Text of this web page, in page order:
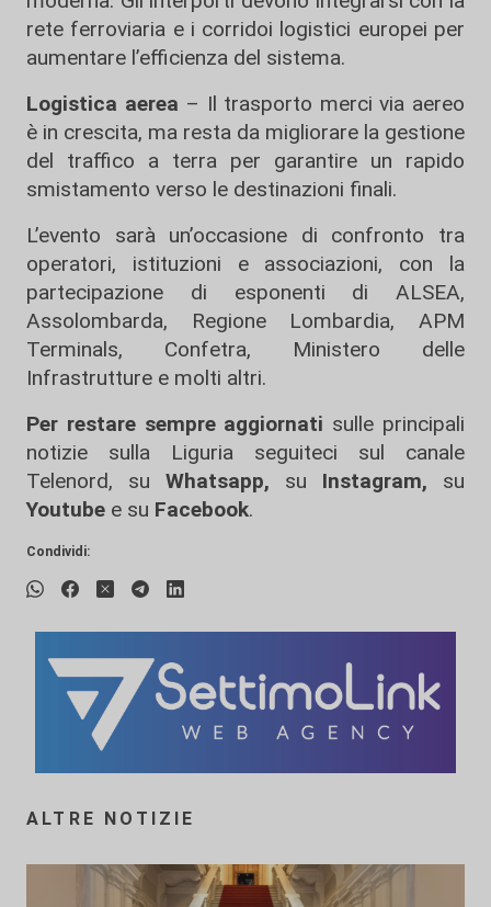
rete ferroviaria e i corridoi logistici europei per
aumentare l’efficienza del sistema.
Logistica aerea – Il trasporto merci via aereo
è in crescita, ma resta da migliorare la gestione
del traffico a terra per garantire un rapido
smistamento verso le destinazioni finali.
L’evento sarà un’occasione di confronto tra
operatori, istituzioni e associazioni, con la
partecipazione di esponenti di ALSEA,
Assolombarda, Regione Lombardia, APM
Terminals, Confetra, Ministero delle
Infrastrutture e molti altri.
Per restare sempre aggiornati sulle principali
notizie sulla Liguria seguiteci sul canale
Telenord, su
Whatsapp, su Instagram, su
Youtube e su Facebook.
Condividi:
ALTRE NOTIZIE